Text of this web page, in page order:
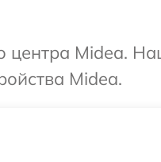
центра Midea.
Midea.